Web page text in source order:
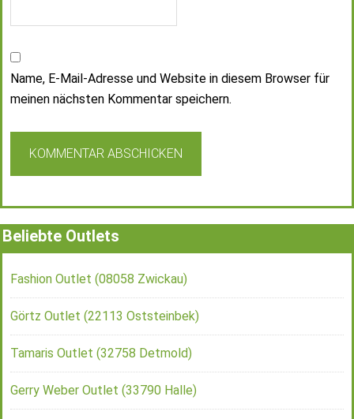
Name, E-Mail-Adresse und Website in diesem Browser für
meinen nächsten Kommentar speichern.
Beliebte Outlets
Fashion Outlet (08058 Zwickau)
Görtz Outlet (22113 Oststeinbek)
Tamaris Outlet (32758 Detmold)
Gerry Weber Outlet (33790 Halle)